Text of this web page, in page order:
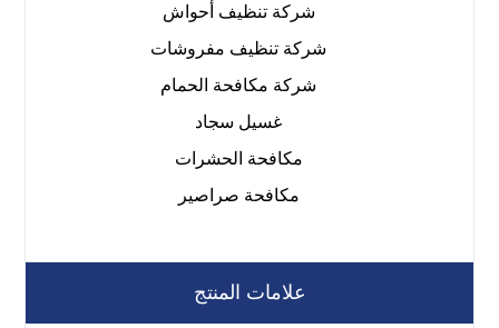
شركة تنظيف أحواش
شركة تنظيف مفروشات
شركة مكافحة الحمام
غسيل سجاد
مكافحة الحشرات
مكافحة صراصير
علامات المنتج